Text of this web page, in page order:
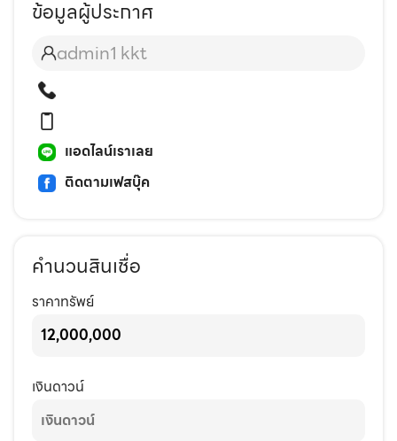
ข้อมูลผู้ประกาศ
admin1 kkt
แอดไลน์เราเลย
ติดตามเฟสบุ๊ค
คำนวนสินเชื่อ
ราคาทรัพย์
เงินดาวน์